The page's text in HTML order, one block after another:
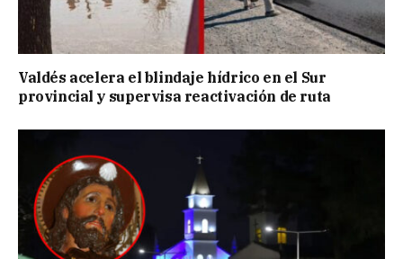
Valdés acelera el blindaje hídrico en el Sur
provincial y supervisa reactivación de ruta